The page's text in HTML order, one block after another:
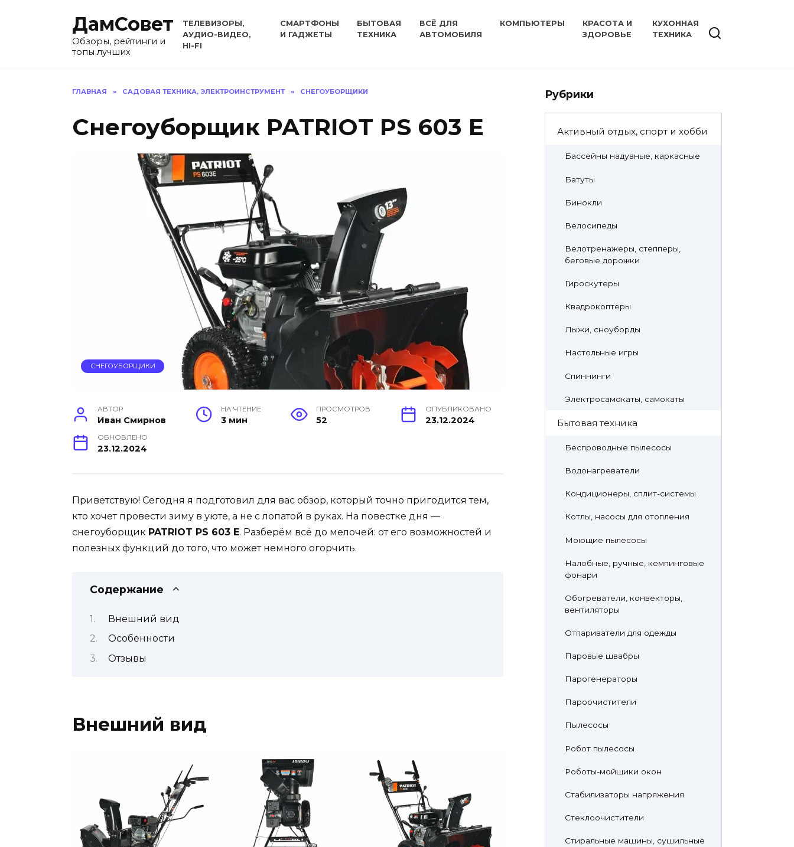
ДамСовет
Обзоры, рейтинги и
топы лучших
ТЕЛЕВИЗОРЫ,
АУДИО-ВИДЕО,
HI-FI
СМАРТФОНЫ
И ГАДЖЕТЫ
БЫТОВАЯ
ТЕХНИКА
ВСЁ ДЛЯ
АВТОМОБИЛЯ
КОМПЬЮТЕРЫ
КРАСОТА И
ЗДОРОВЬЕ
КУХОННАЯ
ТЕХНИКА
ГЛАВНАЯ » САДОВАЯ ТЕХНИКА, ЭЛЕКТРОИНСТРУМЕНТ » СНЕГОУБОРЩИКИ
Снегоуборщик PATRIOT PS 603 E
СНЕГОУБОРЩИКИ
АВТОР
Иван Смирнов
НА ЧТЕНИЕ
3 мин
ПРОСМОТРОВ
52
ОПУБЛИКОВАНО
23.12.2024
ОБНОВЛЕНО
23.12.2024
Приветствую! Сегодня я подготовил для вас обзор, который точно пригодится тем,
кто хочет провести зиму в уюте, а не с лопатой в руках. На повестке дня —
снегоуборщик PATRIOT PS 603 E. Разберём всё до мелочей: от его возможностей и
полезных функций до того, что может немного огорчить.
Содержание
Внешний вид
Особенности
Отзывы
Внешний вид
Рубрики
Активный отдых, спорт и хобби
Бассейны надувные, каркасные
Батуты
Бинокли
Велосипеды
Велотренажеры, степперы,
беговые дорожки
Гироскутеры
Квадрокоптеры
Лыжи, сноуборды
Настольные игры
Спиннинги
Электросамокаты, самокаты
Бытовая техника
Беспроводные пылесосы
Водонагреватели
Кондиционеры, сплит-системы
Котлы, насосы для отопления
Моющие пылесосы
Налобные, ручные, кемпинговые
фонари
Обогреватели, конвекторы,
вентиляторы
Отпариватели для одежды
Паровые швабры
Парогенераторы
Пароочистители
Пылесосы
Робот пылесосы
Роботы-мойщики окон
Стабилизаторы напряжения
Стеклоочистители
Стиральные машины, сушильные